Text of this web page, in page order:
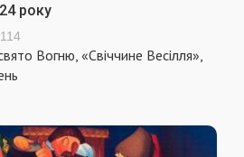
року
Вогню, «Свіччине Весілля»,